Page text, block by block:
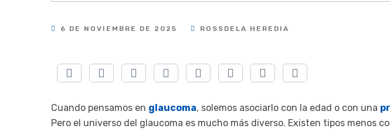
6 DE NOVIEMBRE DE 2025 ROSSDELA HEREDIA
Cuando pensamos en glaucoma, solemos asociarlo con la edad o con una
Pero el universo del glaucoma es mucho más diverso. Existen tipos menos